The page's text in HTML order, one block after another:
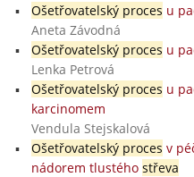
Ošetřovatelský proces u
Aneta Závodná
Ošetřovatelský proces u
Lenka Petrová
Ošetřovatelský proces u
karcinomem
Vendula Stejskalová
Ošetřovatelský proces v
nádorem tlustého střeva